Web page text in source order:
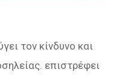
τον κίνδυνο και
επιστρέφει